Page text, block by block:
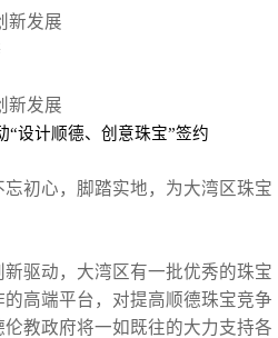
“设计顺德、创意珠宝”签约
初心，脚踏实地，为大湾区珠宝
驱动，大湾区有一批优秀的珠宝
高端平台，对提高顺德珠宝竞争
教政府将一如既往的大力支持各